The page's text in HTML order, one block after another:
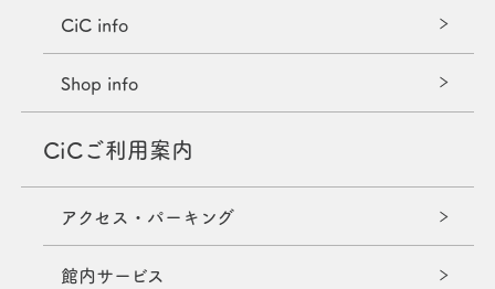
CiC info
Shop info
CiCご利用案内
アクセス・パーキング
館内サービス